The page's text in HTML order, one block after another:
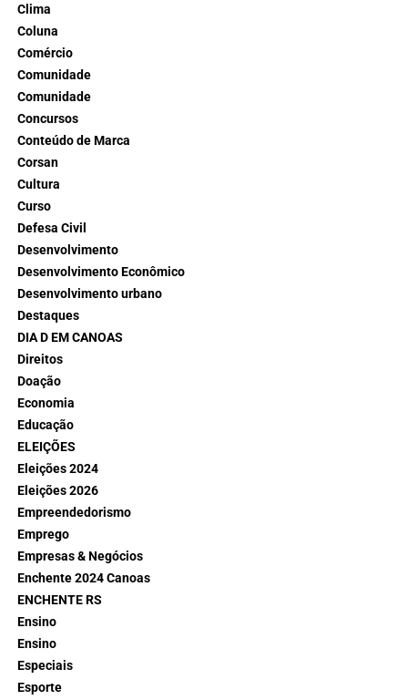
Clima
Coluna
Comércio
Comunidade
Comunidade
Concursos
Conteúdo de Marca
Corsan
Cultura
Curso
Defesa Civil
Desenvolvimento
Desenvolvimento Econômico
Desenvolvimento urbano
Destaques
DIA D EM CANOAS
Direitos
Doação
Economia
Educação
ELEIÇÕES
Eleições 2024
Eleições 2026
Empreendedorismo
Emprego
Empresas & Negócios
Enchente 2024 Canoas
ENCHENTE RS
Ensino
Ensino
Especiais
Esporte